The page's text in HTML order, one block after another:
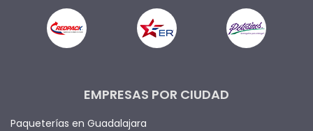
EMPRESAS POR CIUDAD
Paqueterías en Guadalajara